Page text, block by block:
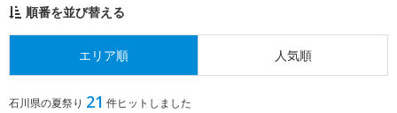
順番を並び替える
エリア順 人気順
石川県の夏祭り 21 件ヒットしました